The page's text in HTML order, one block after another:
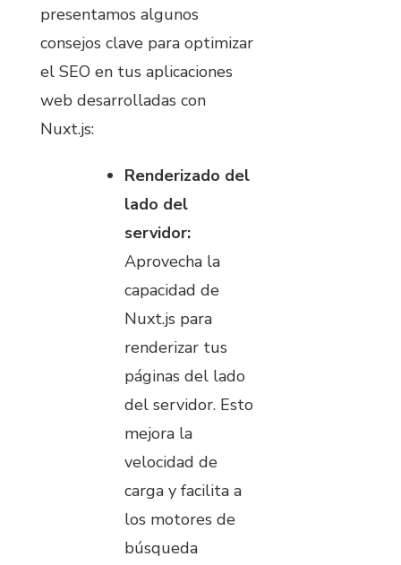
presentamos algunos
consejos clave para optimizar
el SEO en tus aplicaciones
web desarrolladas con
Nuxt.js:
Renderizado del
lado del
servidor:
Aprovecha la
capacidad de
Nuxt.js para
renderizar tus
páginas del lado
del servidor. Esto
mejora la
velocidad de
carga y facilita a
los motores de
búsqueda